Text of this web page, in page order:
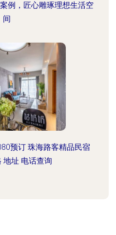
例，匠心雕琢理想生活空
间
预订 珠海路客精品民宿
地址 电话查询